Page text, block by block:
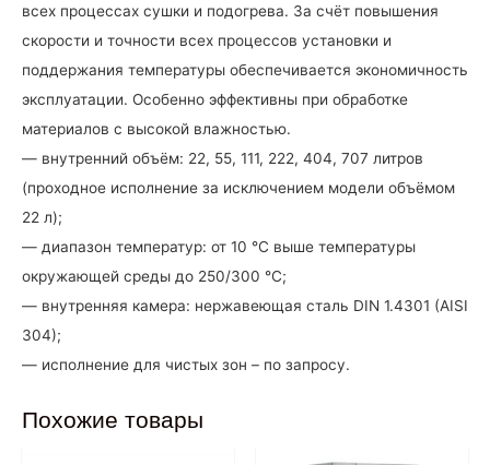
всех процессах сушки и подогрева. За счёт повышения
скорости и точности всех процессов установки и
поддержания температуры обеспечивается экономичность
эксплуатации. Особенно эффективны при обработке
материалов с высокой влажностью.
— внутренний объём: 22, 55, 111, 222, 404, 707 литров
(проходное исполнение за исключением модели объёмом
22 л);
— диапазон температур: от 10 °C выше температуры
окружающей среды до 250/300 °C;
— внутренняя камера: нержавеющая сталь DIN 1.4301 (AISI
304);
— исполнение для чистых зон – по запросу.
Похожие товары